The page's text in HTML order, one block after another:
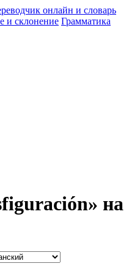
и склонение Грамматика
на